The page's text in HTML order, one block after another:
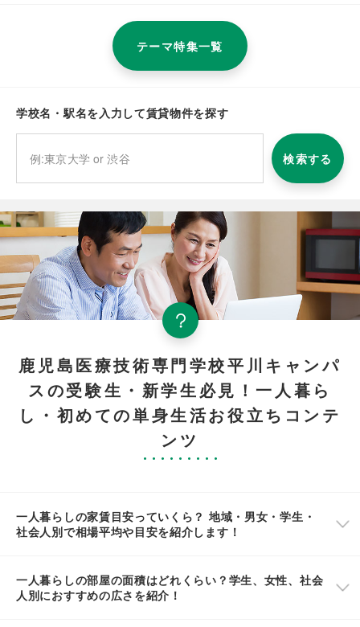
テーマ特集一覧
学校名・駅名を入力して賃貸物件を探す
検索する
鹿児島医療技術専門学校平川キャンパ
スの受験生・新学生必見！一人暮ら
し・初めての単身生活お役立ちコンテ
ンツ
一人暮らしの家賃目安っていくら？ 地域・男女・学生・
社会人別で相場平均や目安を紹介します！
一人暮らしの部屋の面積はどれくらい？学生、女性、社会
人別におすすめの広さを紹介！